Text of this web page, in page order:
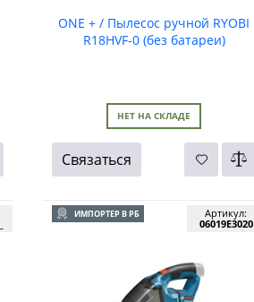
ONE + / Пылесос ручной RYOBI
R18HVF-0 (без батареи)
НЕТ НА СКЛАДЕ
Связаться
ИМПОРТЕР В РБ
Артикул:
06019E3020